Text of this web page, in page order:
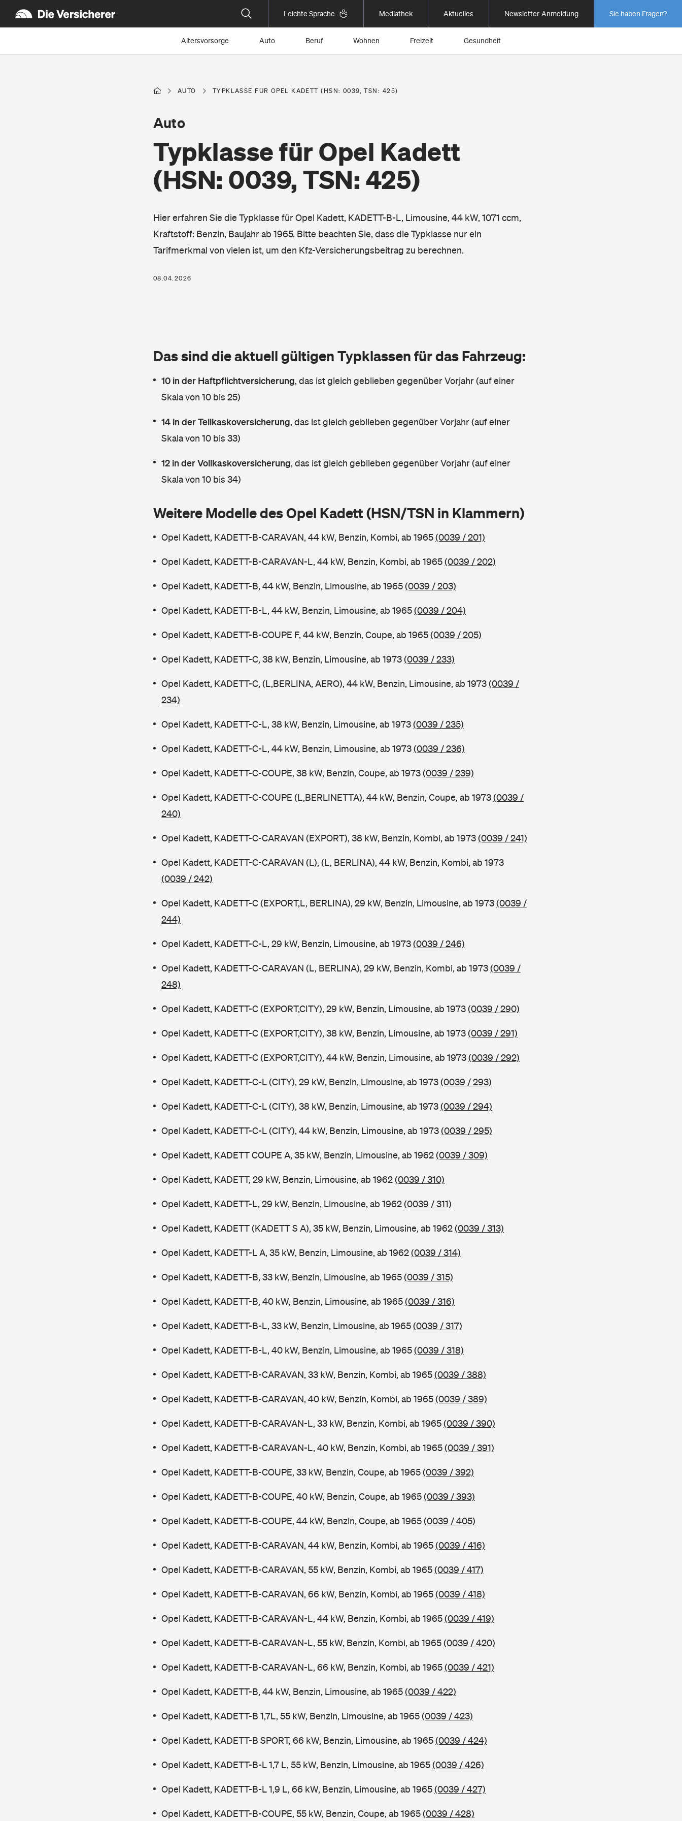
Leichte Sprache Mediathek Aktuelles Newsletter-Anmeldung Sie haben Fragen?
Altersvorsorge Auto Beruf Wohnen Freizeit Gesundheit
AUTO TYPKLASSE FÜR OPEL KADETT (HSN: 0039, TSN: 425)
Typklasse für Opel Kadett
(HSN: 0039, TSN: 425)
Auto
Hier erfahren Sie die Typklasse für Opel Kadett, KADETT-B-L, Limousine, 44 kW, 1071 ccm,
Kraftstoff: Benzin, Baujahr ab 1965. Bitte beachten Sie, dass die Typklasse nur ein
Tarifmerkmal von vielen ist, um den Kfz-Versicherungsbeitrag zu berechnen.
08.04.2026
Das sind die aktuell gültigen Typklassen für das Fahrzeug:
10 in der Haftpflichtversicherung, das ist gleich geblieben gegenüber Vorjahr (auf einer
Skala von 10 bis 25)
14 in der Teilkaskoversicherung, das ist gleich geblieben gegenüber Vorjahr (auf einer
Skala von 10 bis 33)
12 in der Vollkaskoversicherung, das ist gleich geblieben gegenüber Vorjahr (auf einer
Skala von 10 bis 34)
Weitere Modelle des Opel Kadett (HSN/TSN in Klammern)
Opel Kadett, KADETT-B-CARAVAN, 44 kW, Benzin, Kombi, ab 1965(0039 / 201)
Opel Kadett, KADETT-B-CARAVAN-L, 44 kW, Benzin, Kombi, ab 1965(0039 / 202)
Opel Kadett, KADETT-B, 44 kW, Benzin, Limousine, ab 1965(0039 / 203)
Opel Kadett, KADETT-B-L, 44 kW, Benzin, Limousine, ab 1965(0039 / 204)
Opel Kadett, KADETT-B-COUPE F, 44 kW, Benzin, Coupe, ab 1965(0039 / 205)
Opel Kadett, KADETT-C, 38 kW, Benzin, Limousine, ab 1973(0039 / 233)
Opel Kadett, KADETT-C, (L,BERLINA, AERO), 44 kW, Benzin, Limousine, ab 1973(0039 /
234)
Opel Kadett, KADETT-C-L, 38 kW, Benzin, Limousine, ab 1973(0039 / 235)
Opel Kadett, KADETT-C-L, 44 kW, Benzin, Limousine, ab 1973(0039 / 236)
Opel Kadett, KADETT-C-COUPE, 38 kW, Benzin, Coupe, ab 1973(0039 / 239)
Opel Kadett, KADETT-C-COUPE (L,BERLINETTA), 44 kW, Benzin, Coupe, ab 1973(0039 /
240)
Opel Kadett, KADETT-C-CARAVAN (EXPORT), 38 kW, Benzin, Kombi, ab 1973(0039 / 241)
Opel Kadett, KADETT-C-CARAVAN (L), (L, BERLINA), 44 kW, Benzin, Kombi, ab 1973
(0039 / 242)
Opel Kadett, KADETT-C (EXPORT,L, BERLINA), 29 kW, Benzin, Limousine, ab 1973(0039 /
244)
Opel Kadett, KADETT-C-L, 29 kW, Benzin, Limousine, ab 1973(0039 / 246)
Opel Kadett, KADETT-C-CARAVAN (L, BERLINA), 29 kW, Benzin, Kombi, ab 1973(0039 /
248)
Opel Kadett, KADETT-C (EXPORT,CITY), 29 kW, Benzin, Limousine, ab 1973(0039 / 290)
Opel Kadett, KADETT-C (EXPORT,CITY), 38 kW, Benzin, Limousine, ab 1973(0039 / 291)
Opel Kadett, KADETT-C (EXPORT,CITY), 44 kW, Benzin, Limousine, ab 1973(0039 / 292)
Opel Kadett, KADETT-C-L (CITY), 29 kW, Benzin, Limousine, ab 1973(0039 / 293)
Opel Kadett, KADETT-C-L (CITY), 38 kW, Benzin, Limousine, ab 1973(0039 / 294)
Opel Kadett, KADETT-C-L (CITY), 44 kW, Benzin, Limousine, ab 1973(0039 / 295)
Opel Kadett, KADETT COUPE A, 35 kW, Benzin, Limousine, ab 1962(0039 / 309)
Opel Kadett, KADETT, 29 kW, Benzin, Limousine, ab 1962(0039 / 310)
Opel Kadett, KADETT-L, 29 kW, Benzin, Limousine, ab 1962(0039 / 311)
Opel Kadett, KADETT (KADETT S A), 35 kW, Benzin, Limousine, ab 1962(0039 / 313)
Opel Kadett, KADETT-L A, 35 kW, Benzin, Limousine, ab 1962(0039 / 314)
Opel Kadett, KADETT-B, 33 kW, Benzin, Limousine, ab 1965(0039 / 315)
Opel Kadett, KADETT-B, 40 kW, Benzin, Limousine, ab 1965(0039 / 316)
Opel Kadett, KADETT-B-L, 33 kW, Benzin, Limousine, ab 1965(0039 / 317)
Opel Kadett, KADETT-B-L, 40 kW, Benzin, Limousine, ab 1965(0039 / 318)
Opel Kadett, KADETT-B-CARAVAN, 33 kW, Benzin, Kombi, ab 1965(0039 / 388)
Opel Kadett, KADETT-B-CARAVAN, 40 kW, Benzin, Kombi, ab 1965(0039 / 389)
Opel Kadett, KADETT-B-CARAVAN-L, 33 kW, Benzin, Kombi, ab 1965(0039 / 390)
Opel Kadett, KADETT-B-CARAVAN-L, 40 kW, Benzin, Kombi, ab 1965(0039 / 391)
Opel Kadett, KADETT-B-COUPE, 33 kW, Benzin, Coupe, ab 1965(0039 / 392)
Opel Kadett, KADETT-B-COUPE, 40 kW, Benzin, Coupe, ab 1965(0039 / 393)
Opel Kadett, KADETT-B-COUPE, 44 kW, Benzin, Coupe, ab 1965(0039 / 405)
Opel Kadett, KADETT-B-CARAVAN, 44 kW, Benzin, Kombi, ab 1965(0039 / 416)
Opel Kadett, KADETT-B-CARAVAN, 55 kW, Benzin, Kombi, ab 1965(0039 / 417)
Opel Kadett, KADETT-B-CARAVAN, 66 kW, Benzin, Kombi, ab 1965(0039 / 418)
Opel Kadett, KADETT-B-CARAVAN-L, 44 kW, Benzin, Kombi, ab 1965(0039 / 419)
Opel Kadett, KADETT-B-CARAVAN-L, 55 kW, Benzin, Kombi, ab 1965(0039 / 420)
Opel Kadett, KADETT-B-CARAVAN-L, 66 kW, Benzin, Kombi, ab 1965(0039 / 421)
Opel Kadett, KADETT-B, 44 kW, Benzin, Limousine, ab 1965(0039 / 422)
Opel Kadett, KADETT-B 1,7L, 55 kW, Benzin, Limousine, ab 1965(0039 / 423)
Opel Kadett, KADETT-B SPORT, 66 kW, Benzin, Limousine, ab 1965(0039 / 424)
Opel Kadett, KADETT-B-L 1,7 L, 55 kW, Benzin, Limousine, ab 1965(0039 / 426)
Opel Kadett, KADETT-B-L 1,9 L, 66 kW, Benzin, Limousine, ab 1965(0039 / 427)
Opel Kadett, KADETT-B-COUPE, 55 kW, Benzin, Coupe, ab 1965(0039 / 428)